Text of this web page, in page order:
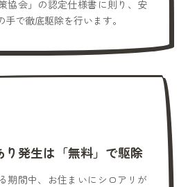
協会」の認定仕様書に則り、安
で徹底駆除を行います。
り発生は「無料」で駆除
期間中、お住まいにシロアリが